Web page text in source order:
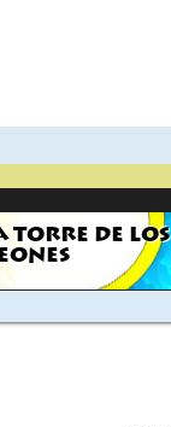
TORRE DE LOS